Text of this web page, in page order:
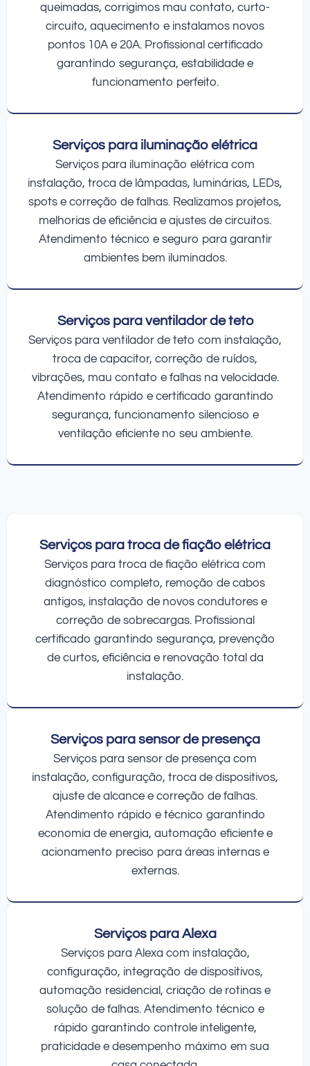
queimadas, corrigimos mau contato, curto-
circuito, aquecimento e instalamos novos
pontos 10A e 20A. Profissional certificado
garantindo segurança, estabilidade e
funcionamento perfeito.
Serviços para iluminação elétrica
Serviços para iluminação elétrica com
instalação, troca de lâmpadas, luminárias, LEDs,
spots e correção de falhas. Realizamos projetos,
melhorias de eficiência e ajustes de circuitos.
Atendimento técnico e seguro para garantir
ambientes bem iluminados.
Serviços para ventilador de teto
Serviços para ventilador de teto com instalação,
troca de capacitor, correção de ruídos,
vibrações, mau contato e falhas na velocidade.
Atendimento rápido e certificado garantindo
segurança, funcionamento silencioso e
ventilação eficiente no seu ambiente.
Serviços para troca de fiação elétrica
Serviços para troca de fiação elétrica com
diagnóstico completo, remoção de cabos
antigos, instalação de novos condutores e
correção de sobrecargas. Profissional
certificado garantindo segurança, prevenção
de curtos, eficiência e renovação total da
instalação.
Serviços para sensor de presença
Serviços para sensor de presença com
instalação, configuração, troca de dispositivos,
ajuste de alcance e correção de falhas.
Atendimento rápido e técnico garantindo
economia de energia, automação eficiente e
acionamento preciso para áreas internas e
externas.
Serviços para Alexa
Serviços para Alexa com instalação,
configuração, integração de dispositivos,
automação residencial, criação de rotinas e
solução de falhas. Atendimento técnico e
rápido garantindo controle inteligente,
praticidade e desempenho máximo em sua